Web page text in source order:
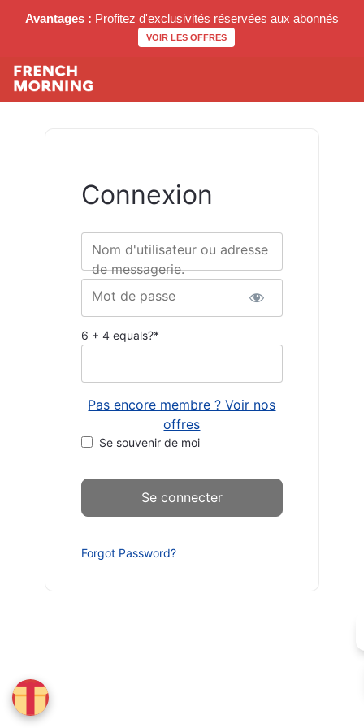
Avantages : Profitez d'exclusivités réservées aux abonnés
VOIR LES OFFRES
Connexion
Nom d'utilisateur ou adresse
de messagerie.
Mot de passe
6 + 4 equals?*
Pas encore membre ? Voir nos
offres
Se souvenir de moi
Forgot Password?